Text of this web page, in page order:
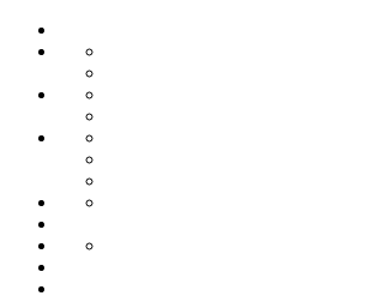
Saltar
Administración
Capacitación
Desarrollo
Gestión
Laborales
Selección